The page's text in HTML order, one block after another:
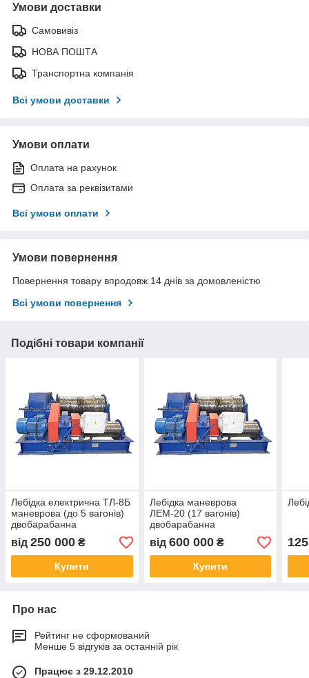
Умови доставки
Самовивіз
НОВА ПОШТА
Транспортна компанія
Всі умови доставки
Умови оплати
Оплата на рахунок
Оплата за реквізитами
Всі умови оплати
Умови повернення
Повернення товару впродовж 14 днів за домовленістю
Всі умови повернення
Подібні товари компанії
Лебідка електрична ТЛ-8Б
маневрова (до 5 вагонів)
двобарабанна
від 250 000 ₴
Купити
Лебідка маневрова
ЛЕМ-20 (17 вагонів)
двобарабанна
від 600 000₴
Купити
Про нас
Рейтинг не сформований
Менше 5 відгуків за останній рік
Працює з 29.12.2010